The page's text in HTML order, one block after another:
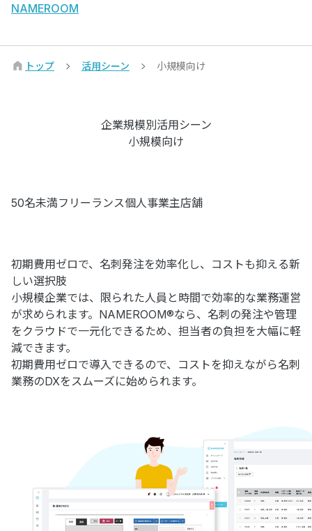
NAMEROOM
トップ 活用シーン 小規模向け
企業規模別活用シーン
小規模向け
50名未満フリーランス個人事業主店舗
初期費用ゼロで、名刺発注を効率化し、コストも抑える新
しい選択肢
小規模企業では、限られた人員と時間で効率的な業務運営
が求められます。NAMEROOM®なら、名刺の発注や管理
をクラウドで一元化できるため、担当者の負担を大幅に軽
減できます。
初期費用ゼロで導入できるので、コストを抑えながら名刺
業務のDXをスムーズに始められます。